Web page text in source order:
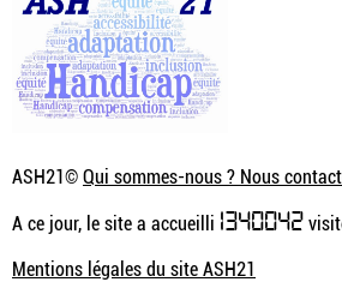
ASH21©Qui sommes-nous ? Nous
A ce jour, le site a accueilli 1340042
Mentions légales du site ASH21